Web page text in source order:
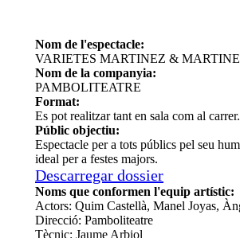
Nom de l'espectacle:
VARIETES MARTINEZ &
Nom de la companyia:
PAMBOLITEATRE
Format:
Es pot realitzar tant en sala com al carrer.
Públic objectiu:
Espectacle per a tots públics pel seu
ideal per a festes majors.
Descarregar dossier
Noms que conformen l'equip artístic:
Actors: Quim Castellà, Manel Joyas,
Direcció: Pamboliteatre
Tècnic: Jaume Arbiol